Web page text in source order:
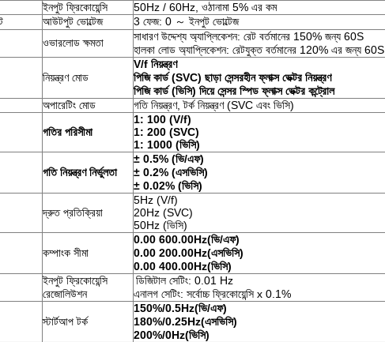
ইনপুট ফ্রিকোয়েন্সি
50Hz / 60Hz, ওঠানামা 5% এর কম
আউটপুট ভোল্টেজ
3 ফেজ: 0 ～ ইনপুট ভোল্টেজ
ওভারলোড ক্ষমতা
সাধারণ উদ্দেশ্য অ্যাপ্লিকেশন: রেট বর্তমানের 150% জন্য 60S
হালকা লোড অ্যাপ্লিকেশন: রেটযুক্ত বর্তমানের 120% এর জন্য 60S
নিয়ন্ত্রণ মোড
V/f নিয়ন্ত্রণ
পিজি কার্ড (SVC) ছাড়া সেন্সরহীন ফ্লাক্স ভেক্টর নিয়ন্ত্রণ
পিজি কার্ড (ভিসি) দিয়ে সেন্সর স্পিড ফ্লাক্স ভেক্টর কন্ট্রোল
অপারেটিং মোড
গতি নিয়ন্ত্রণ, টর্ক নিয়ন্ত্রণ (SVC এবং ভিসি)
গতির পরিসীমা
1: 100 (V/f)
1: 200 (SVC)
1: 1000 (ভিসি)
গতি নিয়ন্ত্রণ নির্ভুলতা
± 0.5% (ভি/এফ)
± 0.2% (এসভিসি)
± 0.02% (ভিসি)
দ্রুত প্রতিক্রিয়া
5Hz (V/f)
20Hz (SVC)
50Hz (ভিসি)
কম্পাংক সীমা
0.00 600.00Hz(ভি/এফ)
0.00 200.00Hz(এসভিসি)
0.00 400.00Hz(ভিসি)
ইনপুট ফ্রিকোয়েন্সি
রেজোলিউশন
ডিজিটাল সেটিং: 0.01 Hz
এনালগ সেটিং: সর্বোচ্চ ফ্রিকোয়েন্সি x 0.1%
স্টার্টআপ টর্ক
150%/0.5Hz(ভি/এফ)
180%/0.25Hz(এসভিসি)
200%/0Hz(ভিসি)